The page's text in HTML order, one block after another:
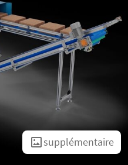
supplémentaire